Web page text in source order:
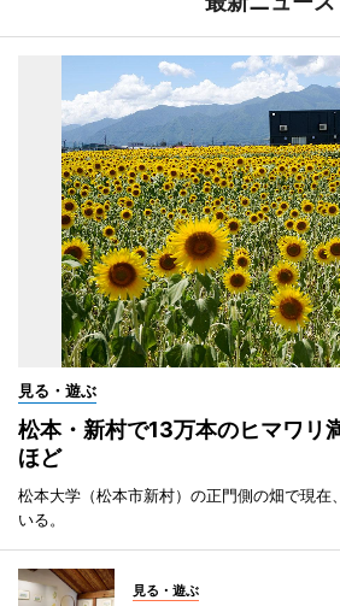
見る・遊ぶ
松本・新村で13万本のヒマワ
ほど
松本大学（松本市新村）の正門側の畑で現在
いる。
見る・遊ぶ